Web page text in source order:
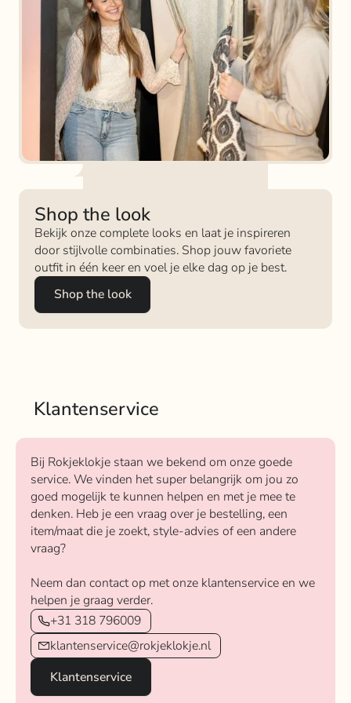
Shop the look
Bekijk onze complete looks en laat je inspireren
door stijlvolle combinaties. Shop jouw favoriete
outfit in één keer en voel je elke dag op je best.
Shop the look
Klantenservice
Bij Rokjeklokje staan we bekend om onze goede
service. We vinden het super belangrijk om jou zo
goed mogelijk te kunnen helpen en met je mee te
denken. Heb je een vraag over je bestelling, een
item/maat die je zoekt, style-advies of een andere
vraag?
Neem dan contact op met onze klantenservice en we
helpen je graag verder.
+31 318 796009
klantenservice@rokjeklokje.nl
Klantenservice